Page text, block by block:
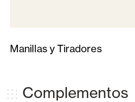
Manillas y Tiradores
Complementos